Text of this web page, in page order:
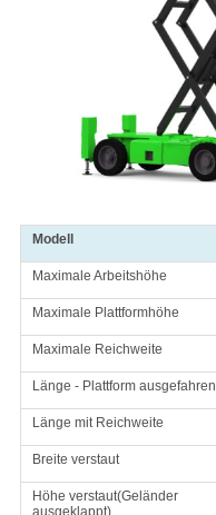
Modell
Maximale Arbeitshöhe
Maximale Plattformhöhe
Maximale Reichweite
Länge - Plattform ausgefahren
Länge mit Reichweite
Breite verstaut
Höhe verstaut(Geländer
ausgeklappt)